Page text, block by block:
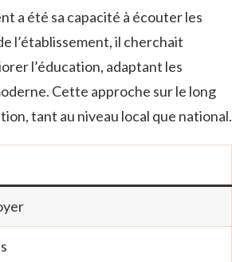
a été sa capacité à écouter les
l’établissement, il cherchait
l’éducation, adaptant les
Cette approche sur le long
tant au niveau local que national.